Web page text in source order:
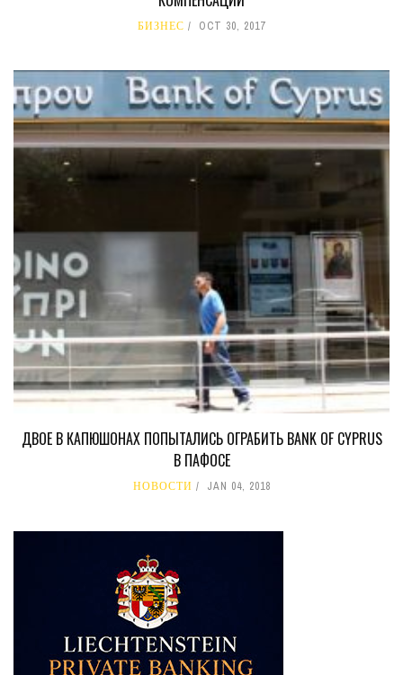
БИЗНЕС OCT 30, 2017
ДВОЕ В КАПЮШОНАХ ПОПЫТАЛИСЬ ОГРАБИТЬ BANK OF CYPRUS
В ПАФОСЕ
НОВОСТИ JAN 04, 2018